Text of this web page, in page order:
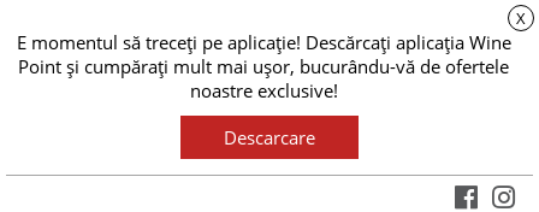
E momentul să treceți pe aplicație! Descărcați aplicația Wine
Point și cumpărați mult mai ușor, bucurându-vă de ofertele
noastre exclusive!
X
Descarcare